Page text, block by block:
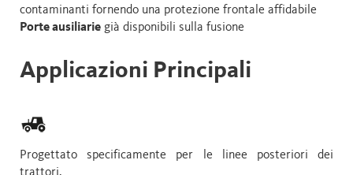
contaminanti fornendo una protezione frontale affidabile
Porte ausiliarie già disponibili sulla fusione
Applicazioni Principali
Progettato specificamente per le linee posteriori dei